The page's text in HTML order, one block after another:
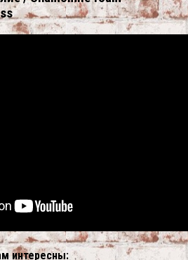
интересны: